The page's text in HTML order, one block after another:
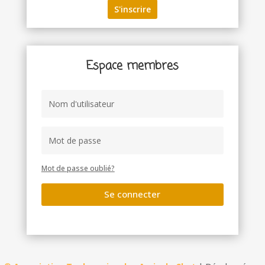
Espace membres
Mot de passe oublié?
Se connecter